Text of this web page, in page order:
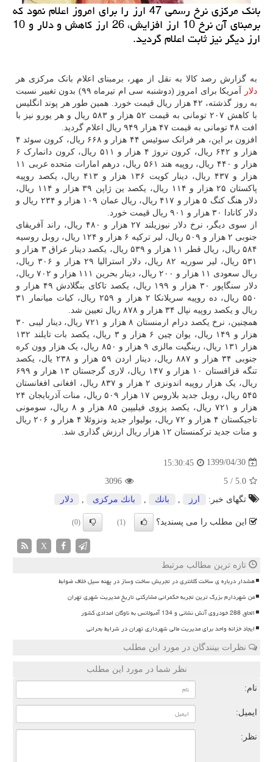
بانك مركزی نرخ رسمی 47 ارز را برای امروز اعلام نمود كه
برمبنای آن نرخ 10 ارز افزایش، 26 ارز كاهش و دلار و 10
ارز دیگر نیز ثابت اعلام گردید.
به گزارش رصد کالا به نقل از مهر، برمبنای اعلام بانک مرکزی هر
دلار
آمریکا برای امروز (دوشنبه سی ام تیرماه ۹۹) بدون تغییر نسبت
به روز گذشته، ۴۲ هزار ریال قیمت خورد. همین طور هر پوند انگلیس
با کاهش ۲۰۷ تومانی به قیمت ۵۲ هزار و ۵۸۳ ریال و هر یورو نیز با
افت ۴۸ تومانی به قیمت ۴۷ هزار ۹۴۹ ریال اعلام گردید.
افزون بر این، هر فرانک سوئیس ۴۴ هزار و ۶۶۸ ریال، کرون سوئد ۴
هزار و ۶۴۲ ریال، کرون نروژ ۴ هزار و ۵۱۱ ریال، کرون دانمارک ۶
هزار و ۴۴۰ ریال، روپیه هند ۵۶۱ ریال، درهم امارات متحده عربی ۱۱
هزار و ۴۳۷ ریال، دینار کویت ۱۳۶ هزار و ۴۱۳ ریال، یکصد روپیه
پاکستان ۲۵ هزار و ۱۱۴ ریال، یکصد ین ژاپن ۳۹ هزار و ۱۱۴ ریال،
دلار هنگ کنگ ۵ هزار و ۴۱۷ ریال، ریال عمان ۱۰۹ هزار و ۲۳۴ ریال و
دلار کانادا ۳۰ هزار و ۹۰۱ ریال قیمت خورد.
از سوی دیگر، نرخ دلار نیوزیلند ۲۷ هزار و ۴۸۰ ریال، راند آفریقای
جنوبی ۲ هزار و ۵۰۹ ریال، لیر ترکیه ۶ هزار و ۱۲۴ ریال، روبل روسیه
۵۸۴ ریال، ریال قطر ۱۱ هزار و ۵۳۹ ریال، یکصد دینار عراق ۳ هزار و
۵۳۱ ریال، لیر سوریه ۸۲ ریال، دلار استرالیا ۲۹ هزار و ۳۰۶ ریال،
ریال سعودی ۱۱ هزار و ۲۰۰ ریال، دینار بحرین ۱۱۱ هزار و ۷۰۲ ریال،
دلار سنگاپور ۳۰ هزار و ۱۹۹ ریال، یکصد تاکای بنگلادش ۴۹ هزار و
۵۵۰ ریال، ده روپیه سریلانکا ۲ هزار و ۲۵۹ ریال، کیات میانمار ۳۱
ریال و یکصد روپیه نپال ۳۴ هزار و ۸۷۸ ریال تعیین شد.
همچنین، نرخ یکصد درام ارمنستان ۸ هزار و ۷۲۱ ریال، دینار لیبی ۳۰
هزار و ۱۴۹ ریال، یوان چین ۶ هزار و ۳ ریال، یکصد بات تایلند ۱۳۲
هزار ۱۳۱ ریال، رینگیت مالزی ۹ هزار و ۸۵۰ ریال، یک هزار وون کره
جنوبی ۳۴ هزار و ۸۸۷ ریال، دینار اردن ۵۹ هزار و ۲۳۸ یال، یکصد
تنگه قزاقستان ۱۰ هزار و ۱۴۷ ریال، لاری گرجستان ۱۳ هزار و ۶۹۹
ریال، یک هزار روپیه اندونزی ۲ هزار و ۸۳۷ ریال، افغانی افغانستان
۵۴۵ ریال، روبل جدید بلاروس ۱۷ هزار ۵۰۹ ریال، منات آذربایجان ۲۴
هزار و ۷۲۱ ریال، یکصد پزوی فیلیپین ۸۵ هزار و ۸ ریال، سومونی
تاجیکستان ۴ هزار و ۷۲ ریال، بولیوار جدید ونزوئلا ۴ هزار و ۲۰۶ ریال
و منات جدید ترکمنستان ۱۲ هزار ریال ارزش گذاری شد.
1399/04/30
15:30:45
5.0
/
5
3096
تگهای خبر:
ارز بانك بانك مركزی دلار
این مطلب را می پسندید؟ (1)
(0)
X
تازه ترین مطالب مرتبط
هشدار درباره ی ساخت کلانتری در تجریش ساخت وساز در پهنه سیل خلاف ضوابط
من شهردارم بزرگ ترین تجربه حکمرانی مشارکتی تاریخ مدیریت شهری تهران
الحاق 288 خودروی آتش نشانی و 134 آمبولانس به ناوگان امدادی کشور
ایجاد خزانه واحد برای مدیریت مالی شهرداری تهران در شرایط بحرانی
نظرات بینندگان در مورد این مطلب
نظر شما در مورد این مطلب
نام:
ایمیل:
نظر: